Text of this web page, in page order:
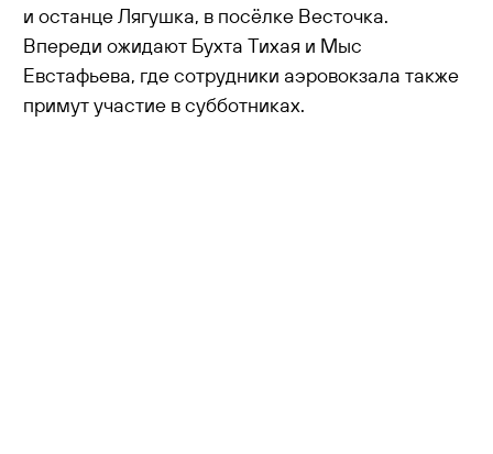
и останце Лягушка, в посёлке Весточка.
Впереди ожидают Бухта Тихая и Мыс
Евстафьева, где сотрудники аэровокзала также
примут участие в субботниках.